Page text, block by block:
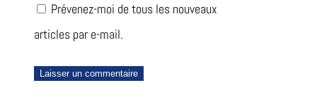
Prévenez-moi de tous les nouveaux
articles par e-mail.